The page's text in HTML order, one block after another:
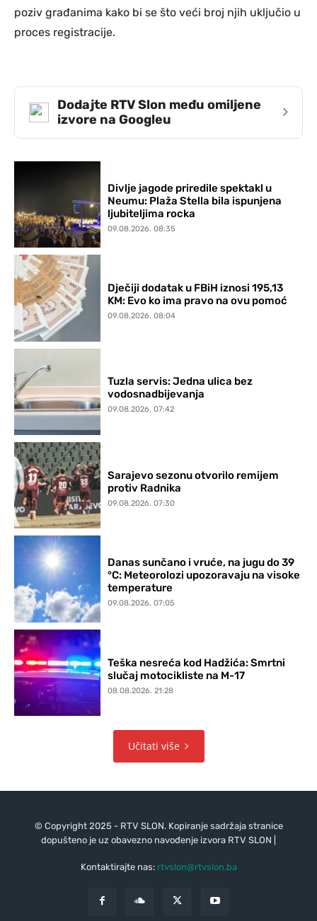
poziv građanima kako bi se što veći broj njih uključio u
proces registracije.
Dodajte RTV Slon među omiljene
izvore na Googleu
›
Divlje jagode priredile spektakl u
Neumu: Plaža Stella bila ispunjena
ljubiteljima rocka
09.08.2026. 08:35
Dječiji dodatak u FBiH iznosi 195,13
KM: Evo ko ima pravo na ovu pomoć
09.08.2026. 08:04
Tuzla servis: Jedna ulica bez
vodosnadbijevanja
09.08.2026. 07:42
Sarajevo sezonu otvorilo remijem
protiv Radnika
09.08.2026. 07:30
Danas sunčano i vruće, na jugu do 39
°C: Meteorolozi upozoravaju na visoke
temperature
09.08.2026. 07:05
Teška nesreća kod Hadžića: Smrtni
slučaj motocikliste na M-17
08.08.2026. 21:28
Učitati više
© Copyright 2025 - RTV SLON. Kopiranje sadržaja stranice
dopušteno je uz obavezno navođenje izvora RTV SLON |
Kontaktirajte nas: rtvslon@rtvslon.ba